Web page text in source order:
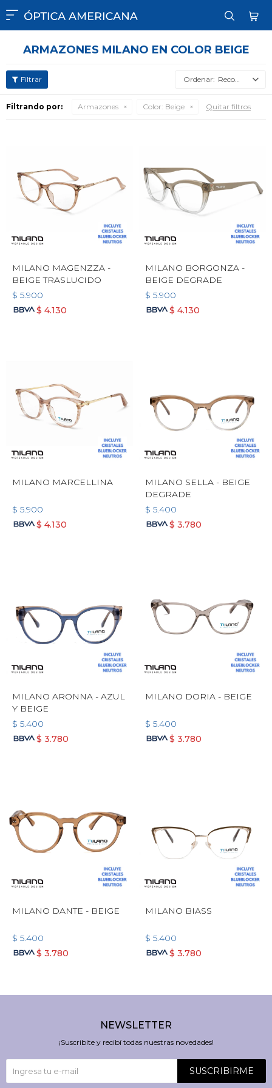

ARMAZONES MILANO EN COLOR BEIGE
Recomendados
Filtrando por: Armazones Color: Beige Quitar filtros
MILANO MAGENZZA -
BEIGE TRASLUCIDO
$ 5.900
$ 4.130
MILANO BORGONZA -
BEIGE DEGRADE
$ 5.900
$ 4.130
MILANO MARCELLINA
$ 5.900
$ 4.130
MILANO SELLA - BEIGE
DEGRADE
$ 5.400
$ 3.780
MILANO ARONNA - AZUL
Y BEIGE
$ 5.400
$ 3.780
MILANO DORIA - BEIGE
$ 5.400
$ 3.780
MILANO DANTE - BEIGE
$ 5.400
$ 3.780
MILANO BIASS
$ 5.400
$ 3.780
NEWSLETTER
¡Suscribite y recibí todas nuestras novedades!
SUSCRIBIRME